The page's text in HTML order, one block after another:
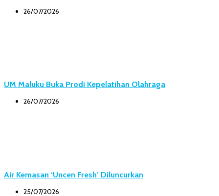
26/07/2026
UM Maluku Buka Prodi Kepelatihan Olahraga
26/07/2026
Air Kemasan ‘Uncen Fresh’ Diluncurkan
25/07/2026